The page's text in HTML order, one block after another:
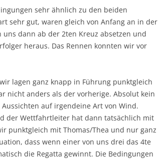
sehr ähnlich zu den beiden
sehr gut, waren gleich von Anfang an in der
dann ab der 2ten Kreuz absetzen und
heraus. Das Rennen konnten wir vor
lagen ganz knapp in Führung punktgleich
nicht anders als der vorherige. Absolut kein
auf irgendeine Art von Wind.
der Wettfahrtleiter hat dann tatsächlich mit
punktgleich mit Thomas/Thea und nur ganz
dass wenn einer von uns drei das 4te
die Regatta gewinnt. Die Bedingungen